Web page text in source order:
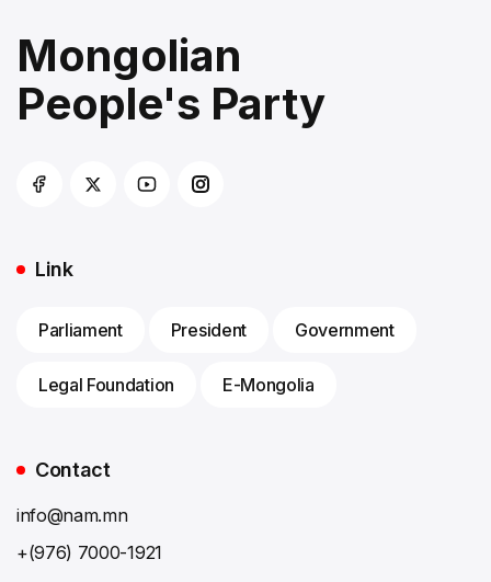
Mongolian
People's Party
Link
Parliament President Government
Legal Foundation E-Mongolia
Contact
info@nam.mn
+(976) 7000-1921